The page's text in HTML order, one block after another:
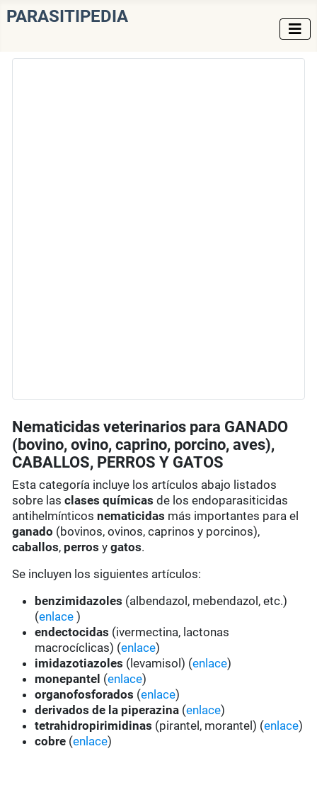
PARASITIPEDIA
Nematicidas veterinarios para GANADO
(bovino, ovino, caprino, porcino, aves),
CABALLOS, PERROS Y GATOS
Esta categoría incluye los artículos abajo listados
sobre lasclases químicas de los endoparasiticidas
antihelmínticosnematicidas más importantes para el
ganado (bovinos, ovinos, caprinos y porcinos),
caballos, perrosygatos.
Se incluyen los siguientes artículos:
benzimidazoles (albendazol, mebendazol, etc.)
(enlace )
endectocidas (ivermectina, lactonas
macrocíclicas) (enlace)
imidazotiazoles (levamisol) (enlace)
monepantel (enlace)
organofosforados (enlace)
derivados de la piperazina (enlace)
tetrahidropirimidinas (pirantel, morantel) (enlace)
cobre (enlace)